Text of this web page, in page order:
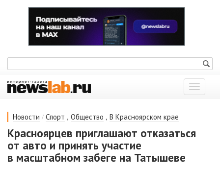
Показать
меню
Новости / Спорт , Общество , В Красноярском крае
Красноярцев приглашают отказаться
от авто и принять участие
в масштабном забеге на Татышеве